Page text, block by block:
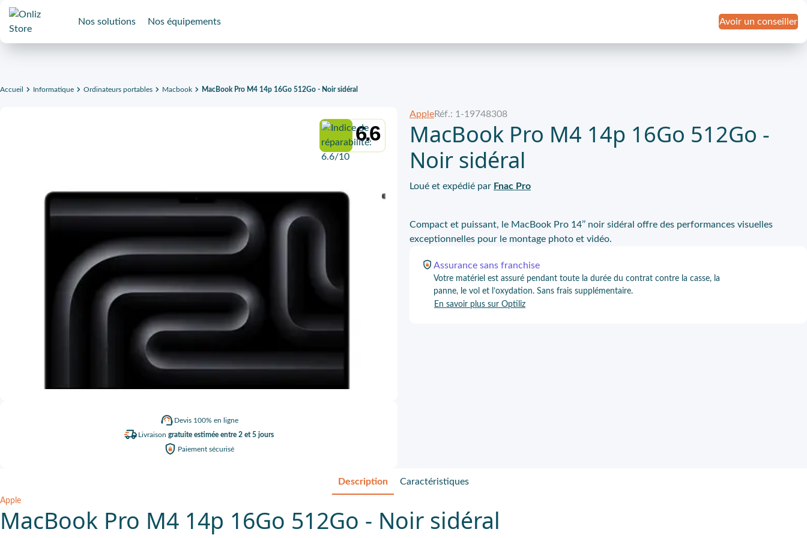
Nos solutions Nos équipements Avoir un conseiller
Accueil Informatique Ordinateurs portables Macbook MacBook Pro M4 14p 16Go 512Go - Noir sidéral
Devis 100% en ligne
Livraison gratuite estimée entre 2 et 5 jours
Paiement sécurisé
6.6
AppleRéf.: 1-19748308
MacBook Pro M4 14p 16Go 512Go -
Noir sidéral
Loué et expédié par Fnac Pro
Compact et puissant, le MacBook Pro 14’’ noir sidéral offre des performances visuelles
exceptionnelles pour le montage photo et vidéo.
Assurance sans franchise
Votre matériel est assuré pendant toute la durée du contrat contre la casse, la
panne, le vol et l’oxydation. Sans frais supplémentaire.
En savoir plus sur Optiliz
Description Caractéristiques
Apple
MacBook Pro M4 14p 16Go 512Go - Noir sidéral